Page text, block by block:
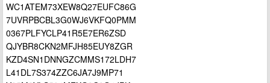
WC1ATEM73XEW8Q27EUFC86G
7UVRPBCBL3G0WJ6VKFQ0PMM
0367PLFYCLP41R5E7ER6ZSD
QJYBR8CKN2MFJH85EUY8ZGR
KZD4SN1DNNGZCMMS172LDH7
L41DL7S374ZZC6JA7J9MP71